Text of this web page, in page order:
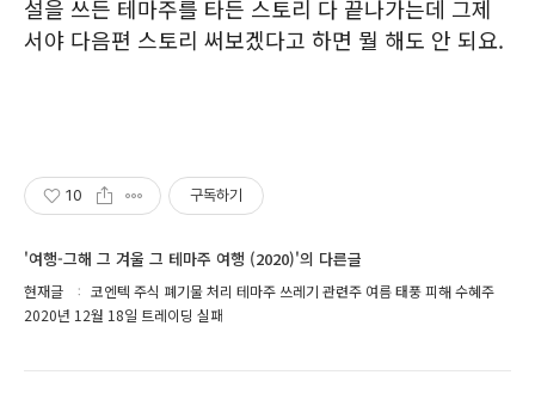
설을 쓰든 테마주를 타든 스토리 다 끝나가는데 그제
서야 다음편 스토리 써보겠다고 하면 뭘 해도 안 되요.
10 구독하기
'여행-그해 그 겨울 그 테마주 여행 (2020)'의 다른글
현재글
코엔텍 주식 폐기물 처리 테마주 쓰레기 관련주 여름 태풍 피해 수혜주
2020년 12월 18일 트레이딩 실패